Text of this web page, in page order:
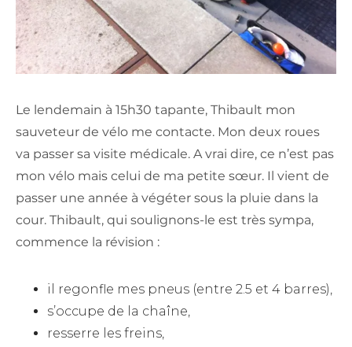
Le lendemain à 15h30 tapante, Thibault mon
sauveteur de vélo me contacte. Mon deux roues
va passer sa visite médicale. A vrai dire, ce n’est pas
mon vélo mais celui de ma petite sœur. Il vient de
passer une année à végéter sous la pluie dans la
cour. Thibault, qui soulignons-le est très sympa,
commence la révision :
il regonfle mes pneus (entre 2.5 et 4 barres),
s’occupe de la chaîne,
resserre les freins,